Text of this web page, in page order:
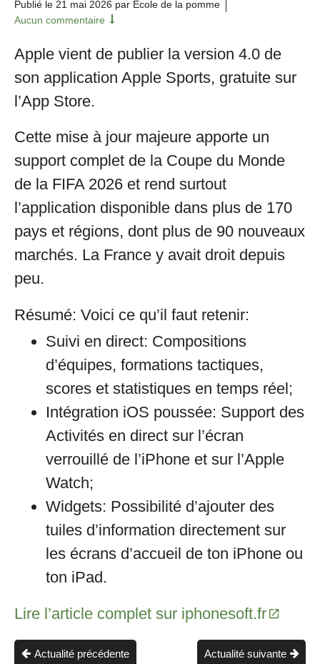
Publié le 21 mai 2026 par École de la pomme
Aucun commentaire
Apple vient de publier la version 4.0 de
son application Apple Sports, gratuite sur
l’App Store.
Cette mise à jour majeure apporte un
support complet de la Coupe du Monde
de la FIFA 2026 et rend surtout
l’application disponible dans plus de 170
pays et régions, dont plus de 90 nouveaux
marchés. La France y avait droit depuis
peu.
Résumé: Voici ce qu’il faut retenir:
Suivi en direct: Compositions
d’équipes, formations tactiques,
scores et statistiques en temps réel;
Intégration iOS poussée: Support des
Activités en direct sur l’écran
verrouillé de l’iPhone et sur l’Apple
Watch;
Widgets: Possibilité d’ajouter des
tuiles d’information directement sur
les écrans d’accueil de ton iPhone ou
ton iPad.
Lire l’article complet sur iphonesoft.fr
Actualité suivante
Actualité précédente